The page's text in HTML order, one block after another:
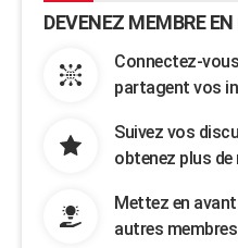
DEVENEZ MEMBRE
Connectez-
partagent vos
Suivez vos
obtenez plus de
Mettez en
autres membres